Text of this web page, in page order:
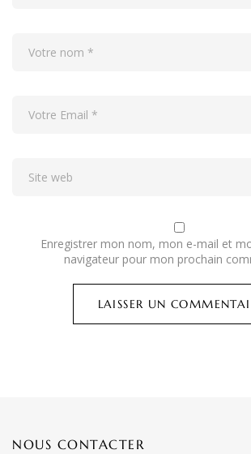
Enregistrer mon nom, mon e-mail et
navigateur pour mon prochain
NOUS CONTACTER